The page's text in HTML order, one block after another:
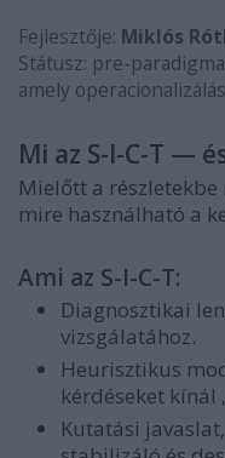
Fejlesztője: Miklós
Státusz: pre-
amely
Mi az S-I-C-T —
Mielőtt a
mire használható a
Ami az S-I-C-T:
Diagnosztikai
vizsgálatához.
Heurisztikus
kérdéseket kínál
Kutatási